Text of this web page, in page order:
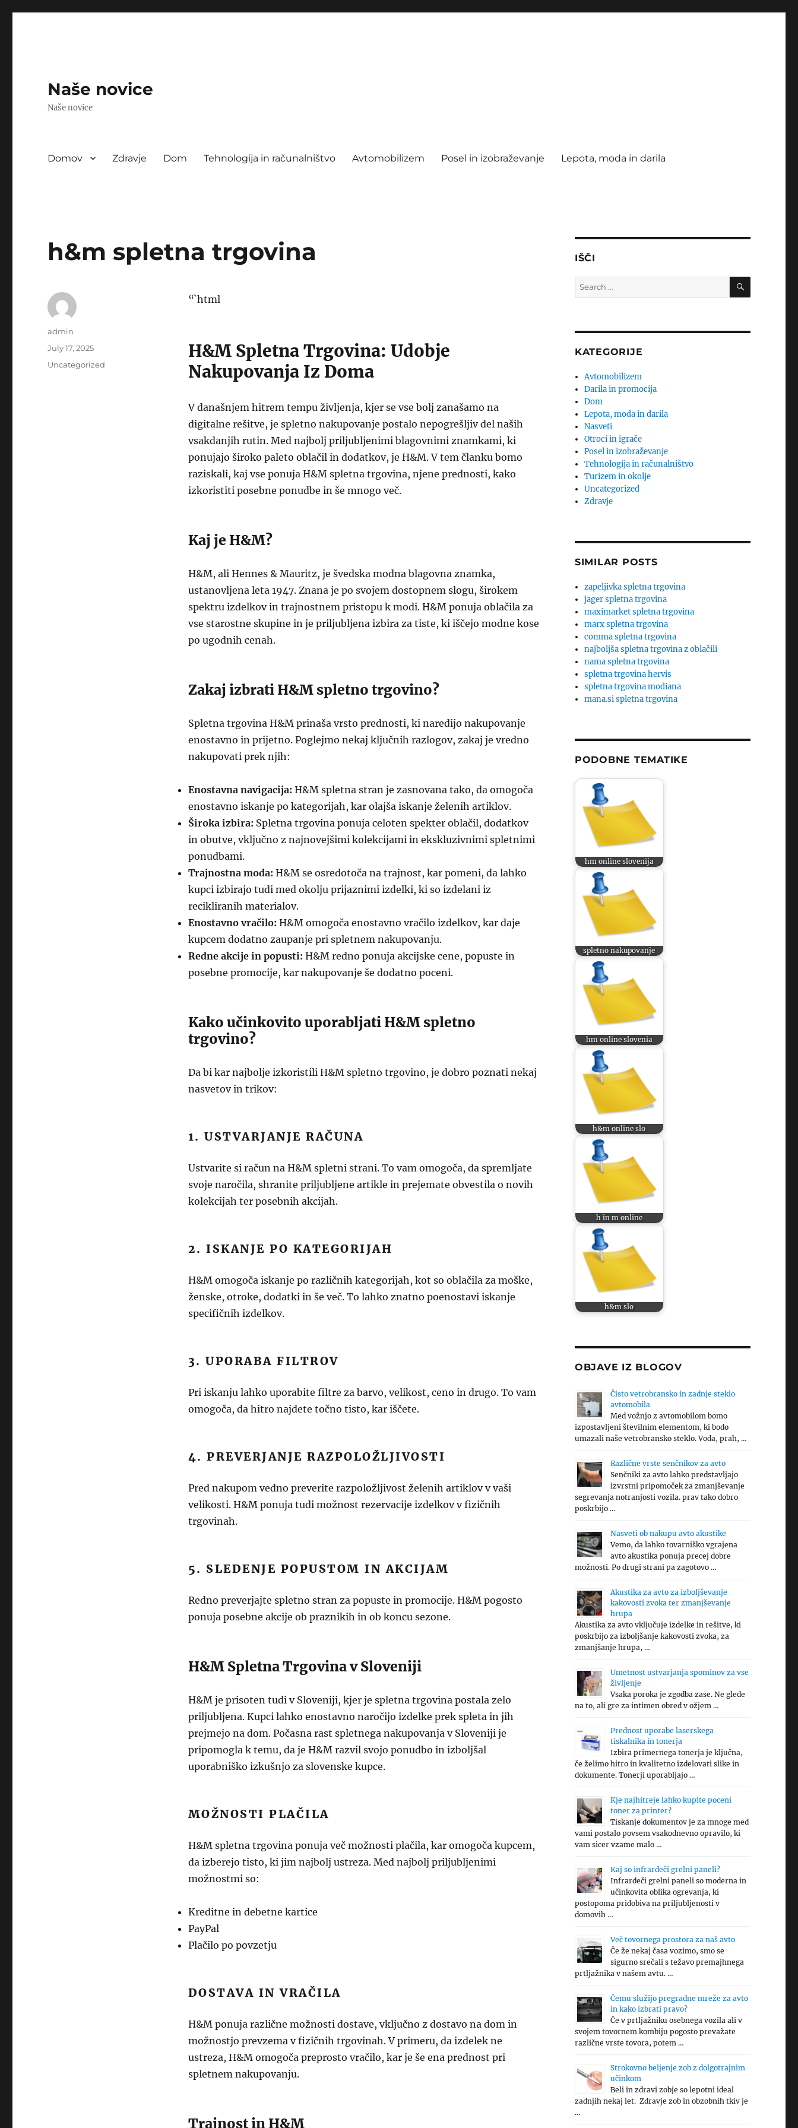
Naše novice
Naše novice
Domov Zdravje Dom Tehnologija in računalništvo Avtomobilizem Posel in izobraževanje Lepota, moda in darila
h&m spletna trgovina
“`html
H&M Spletna Trgovina: Udobje
Nakupovanja Iz Doma
V današnjem hitrem tempu življenja, kjer se vse bolj zanašamo na
digitalne rešitve, je spletno nakupovanje postalo nepogrešljiv del naših
vsakdanjih rutin. Med najbolj priljubljenimi blagovnimi znamkami, ki
ponujajo široko paleto oblačil in dodatkov, je H&M. V tem članku bomo
raziskali, kaj vse ponuja H&M spletna trgovina, njene prednosti, kako
izkoristiti posebne ponudbe in še mnogo več.
Kaj je H&M?
H&M, ali Hennes & Mauritz, je švedska modna blagovna znamka,
ustanovljena leta 1947. Znana je po svojem dostopnem slogu, širokem
spektru izdelkov in trajnostnem pristopu k modi. H&M ponuja oblačila za
vse starostne skupine in je priljubljena izbira za tiste, ki iščejo modne kose
po ugodnih cenah.
Zakaj izbrati H&M spletno trgovino?
Spletna trgovina H&M prinaša vrsto prednosti, ki naredijo nakupovanje
enostavno in prijetno. Poglejmo nekaj ključnih razlogov, zakaj je vredno
nakupovati prek njih:
Enostavna navigacija: H&M spletna stran je zasnovana tako, da omogoča
enostavno iskanje po kategorijah, kar olajša iskanje želenih artiklov.
Široka izbira: Spletna trgovina ponuja celoten spekter oblačil, dodatkov
in obutve, vključno z najnovejšimi kolekcijami in ekskluzivnimi spletnimi
ponudbami.
Trajnostna moda: H&M se osredotoča na trajnost, kar pomeni, da lahko
kupci izbirajo tudi med okolju prijaznimi izdelki, ki so izdelani iz
recikliranih materialov.
Enostavno vračilo: H&M omogoča enostavno vračilo izdelkov, kar daje
kupcem dodatno zaupanje pri spletnem nakupovanju.
Redne akcije in popusti: H&M redno ponuja akcijske cene, popuste in
posebne promocije, kar nakupovanje še dodatno poceni.
Kako učinkovito uporabljati H&M spletno
trgovino?
Da bi kar najbolje izkoristili H&M spletno trgovino, je dobro poznati nekaj
nasvetov in trikov:
1. USTVARJANJE RAČUNA
Ustvarite si račun na H&M spletni strani. To vam omogoča, da spremljate
svoje naročila, shranite priljubljene artikle in prejemate obvestila o novih
kolekcijah ter posebnih akcijah.
2. ISKANJE PO KATEGORIJAH
H&M omogoča iskanje po različnih kategorijah, kot so oblačila za moške,
ženske, otroke, dodatki in še več. To lahko znatno poenostavi iskanje
specifičnih izdelkov.
3. UPORABA FILTROV
Pri iskanju lahko uporabite filtre za barvo, velikost, ceno in drugo. To vam
omogoča, da hitro najdete točno tisto, kar iščete.
4. PREVERJANJE RAZPOLOŽLJIVOSTI
Pred nakupom vedno preverite razpoložljivost želenih artiklov v vaši
velikosti. H&M ponuja tudi možnost rezervacije izdelkov v fizičnih
trgovinah.
5. SLEDENJE POPUSTOM IN AKCIJAM
Redno preverjajte spletno stran za popuste in promocije. H&M pogosto
ponuja posebne akcije ob praznikih in ob koncu sezone.
H&M Spletna Trgovina v Sloveniji
H&M je prisoten tudi v Sloveniji, kjer je spletna trgovina postala zelo
priljubljena. Kupci lahko enostavno naročijo izdelke prek spleta in jih
prejmejo na dom. Počasna rast spletnega nakupovanja v Sloveniji je
pripomogla k temu, da je H&M razvil svojo ponudbo in izboljšal
uporabniško izkušnjo za slovenske kupce.
MOŽNOSTI PLAČILA
H&M spletna trgovina ponuja več možnosti plačila, kar omogoča kupcem,
da izberejo tisto, ki jim najbolj ustreza. Med najbolj priljubljenimi
možnostmi so:
Kreditne in debetne kartice
PayPal
Plačilo po povzetju
DOSTAVA IN VRAČILA
H&M ponuja različne možnosti dostave, vključno z dostavo na dom in
možnostjo prevzema v fizičnih trgovinah. V primeru, da izdelek ne
ustreza, H&M omogoča preprosto vračilo, kar je še ena prednost pri
spletnem nakupovanju.
Trajnost in H&M
Author
admin
Posted
July 17, 2025
Categories
Uncategorized
IŠČI
Search
for:
SEARCH
KATEGORIJE
Avtomobilizem
Darila in promocija
Dom
Lepota, moda in darila
Nasveti
Otroci in igrače
Posel in izobraževanje
Tehnologija in računalništvo
Turizem in okolje
Uncategorized
Zdravje
SIMILAR POSTS
zapeljivka spletna trgovina
jager spletna trgovina
maximarket spletna trgovina
marx spletna trgovina
comma spletna trgovina
najboljša spletna trgovina z oblačili
nama spletna trgovina
spletna trgovina hervis
spletna trgovina modiana
mana.si spletna trgovina
PODOBNE TEMATIKE
hm online slovenija
spletno nakupovanje
hm online slovenia
h&m online slo
h in m online
h&m slo
OBJAVE IZ BLOGOV
Čisto vetrobransko in zadnje steklo
avtomobila
Med vožnjo z avtomobilom bomo
izpostavljeni številnim elementom, ki bodo
umazali naše vetrobransko steklo. Voda, prah, …
Različne vrste senčnikov za avto
Senčniki za avto lahko predstavljajo
izvrstni pripomoček za zmanjševanje
segrevanja notranjosti vozila. prav tako dobro
poskrbijo …
Nasveti ob nakupu avto akustike
Vemo, da lahko tovarniško vgrajena
avto akustika ponuja precej dobre
možnosti. Po drugi strani pa zagotovo …
Akustika za avto za izboljševanje
kakovosti zvoka ter zmanjševanje
hrupa
Akustika za avto vključuje izdelke in rešitve, ki
poskrbijo za izboljšanje kakovosti zvoka, za
zmanjšanje hrupa, …
Umetnost ustvarjanja spominov za vse
življenje
Vsaka poroka je zgodba zase. Ne glede
na to, ali gre za intimen obred v ožjem …
Prednost uporabe laserskega
tiskalnika in tonerja
Izbira primernega tonerja je ključna,
če želimo hitro in kvalitetno izdelovati slike in
dokumente. Tonerji uporabljajo …
Kje najhitreje lahko kupite poceni
toner za printer?
Tiskanje dokumentov je za mnoge med
vami postalo povsem vsakodnevno opravilo, ki
vam sicer vzame malo …
Kaj so infrardeči grelni paneli?
Infrardeči grelni paneli so moderna in
učinkovita oblika ogrevanja, ki
postopoma pridobiva na priljubljenosti v
domovih …
Več tovornega prostora za naš avto
Če že nekaj časa vozimo, smo se
sigurno srečali s težavo premajhnega
prtljažnika v našem avtu. …
Čemu služijo pregradne mreže za avto
in kako izbrati pravo?
Če v prtljažniku osebnega vozila ali v
svojem tovornem kombiju pogosto prevažate
različne vrste tovora, potem …
Strokovno beljenje zob z dolgotrajnim
učinkom
Beli in zdravi zobje so lepotni ideal
zadnjih nekaj let. Zdravje zob in obzobnih tkiv je
…